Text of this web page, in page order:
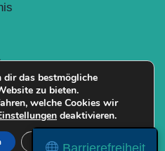
Barrierefreiheit
dir das bestmögliche
zu bieten.
welche Cookies wir
deaktivieren.
Einstellungen